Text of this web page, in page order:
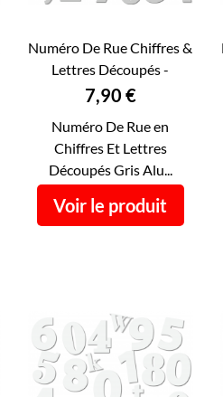
APERÇU RAPIDE
Numéro De Rue Chiffres &
Lettres Découpés -
Numéro De Maison...
Prix
7,90 €
Numéro De Rue en
Chiffres Et Lettres
Découpés Gris Alu...
Voir le produit